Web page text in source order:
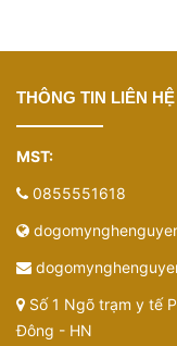
THÔNG TIN LIÊN HỆ
MST:
0855551618
Số 1 Ngõ trạm y tế
Đông - HN